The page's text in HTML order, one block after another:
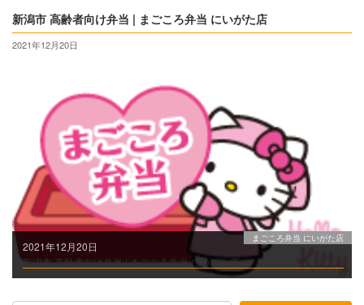
新潟市 高齢者向け弁当 | まごころ弁当 にいがた店
2021年12月20日
2021年12月20日
まごころ弁当 にいがた店
新潟市 高齢者向け弁当 | まごころ弁当 にいがた店